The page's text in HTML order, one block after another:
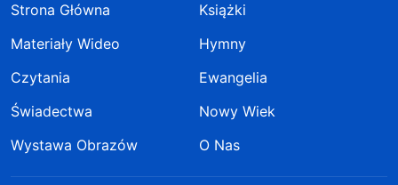
Strona Główna
Książki
Materiały Wideo
Hymny
Czytania
Ewangelia
Świadectwa
Nowy Wiek
Wystawa Obrazów
O Nas